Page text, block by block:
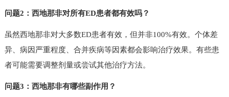
问题2：西地那非对所有ED患者都有效吗？
虽然西地那非对大多数ED患者有效，但并非100%有效。个体差
异、病因严重程度、合并疾病等因素都会影响治疗效果。有些患
者可能需要调整剂量或尝试其他治疗方法。
问题3：西地那非有哪些副作用？